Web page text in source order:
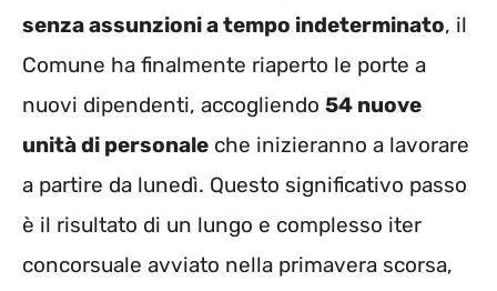
senza assunzioni a tempo indeterminato, il
Comune ha finalmente riaperto le porte a
nuovi dipendenti, accogliendo 54 nuove
unità di personale che inizieranno a lavorare
a partire da lunedì. Questo significativo passo
è il risultato di un lungo e complesso iter
concorsuale avviato nella primavera scorsa,